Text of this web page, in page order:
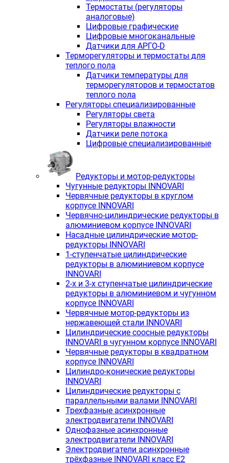
Термостаты (регуляторы
аналоговые)
Цифровые графические
Цифровые многоканальные
Датчики для АРГО-D
Терморегуляторы и термостаты для
теплого пола
Датчики температуры для
терморегуляторов и термостатов
теплого пола
Регуляторы специализированные
Регуляторы света
Регуляторы влажности
Датчики реле потока
Цифровые специализированные
Редукторы и мотор-редукторы
Чугунные редукторы INNOVARI
Червячные редукторы в круглом
корпусе INNOVARI
Червячно-цилиндрические редукторы в
алюминиевом корпусе INNOVARI
Насадные цилиндрические мотор-
редукторы INNOVARI
1-ступенчатые цилиндрические
редукторы в алюминиевом корпусе
INNOVARI
2-х и 3-х ступенчатые цилиндрические
редукторы в алюминиевом и чугунном
корпусе INNOVARI
Червячные мотор-редукторы из
нержавеющей стали INNOVARI
Цилиндрические соосные редукторы
INNOVARI в чугунном корпусе INNOVARI
Червячные редукторы в квадратном
корпусе INNOVARI
Цилиндро-конические редукторы
INNOVARI
Цилиндрические редукторы с
параллельными валами INNOVARI
Трехфазные асинхронные
электродвигатели INNOVARI
Однофазные асинхронные
электродвигатели INNOVARI
Электродвигатели асинхронные
трёхфазные INNOVARI класс E2